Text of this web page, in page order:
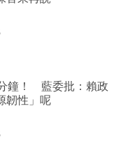
鐘！ 藍委批：賴政
韌性」呢